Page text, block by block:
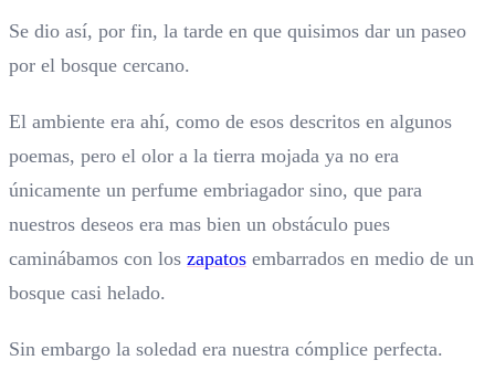
Se dio así, por fin, la tarde en que quisimos dar un paseo
por el bosque cercano.
El ambiente era ahí, como de esos descritos en algunos
poemas, pero el olor a la tierra mojada ya no era
únicamente un perfume embriagador sino, que para
nuestros deseos era mas bien un obstáculo pues
caminábamos con los zapatos embarrados en medio de un
bosque casi helado.
Sin embargo la soledad era nuestra cómplice perfecta.